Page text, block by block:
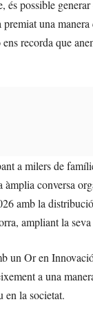
possible
una
recorda que
a milers de
conversa
amb la
ampliant la
un Or en
a una
en la societat.